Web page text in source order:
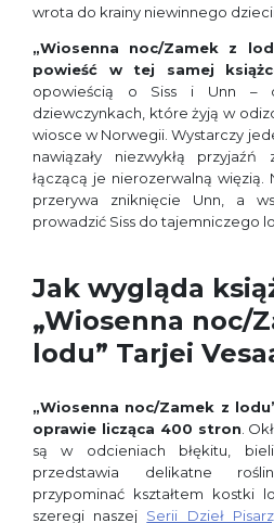
wrota do krainy niewinnego
„Wiosenna noc/Zamek z
powieść w tej samej
opowieścią o Siss i Unn –
dziewczynkach, które żyją w
wiosce w Norwegii. Wystarczy
nawiązały niezwykłą
łączącą je nierozerwalną więzią.
przerywa zniknięcie Unn, a
prowadzić Siss do tajemniczego
Jak wygląda
„Wiosenna noc/
lodu” Tarjei
„Wiosenna noc/Zamek z
oprawie licząca 400 stron .
są w odcieniach błękitu,
przedstawia delikatne
przypominać kształtem kostki
szeregi naszej Serii Dzieł